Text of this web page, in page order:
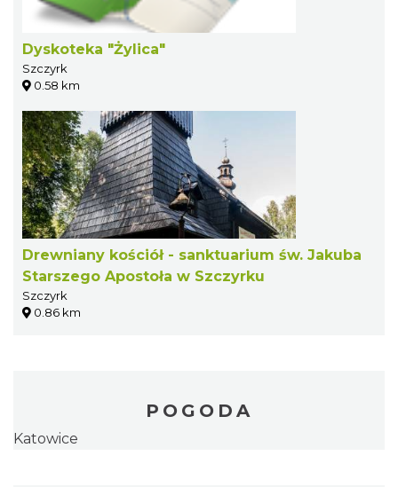
Dyskoteka "Żylica"
Szczyrk
0.58 km
Drewniany kościół - sanktuarium św. Jakuba
Starszego Apostoła w Szczyrku
Szczyrk
0.86 km
POGODA
Katowice